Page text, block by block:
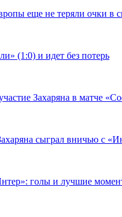
еще не теряли очки в
(1:0) и идет без потерь
Захаряна в матче
сыграл вничью с
голы и лучшие